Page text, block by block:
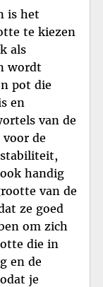
is het
te kiezen
als
wordt
pot die
en
van de
de
handig
van de
ze goed
om zich
die in
en de
je